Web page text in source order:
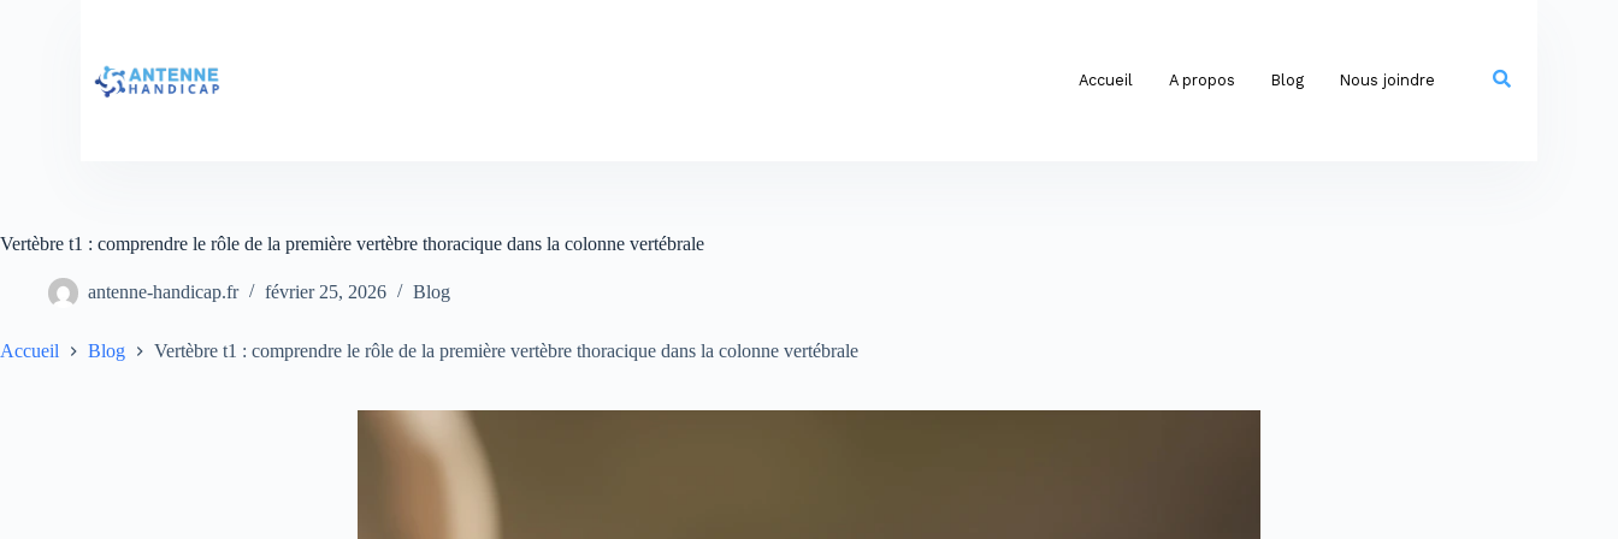
Accueil A propos Blog Nous joindre
Vertèbre t1 : comprendre le rôle de la première vertèbre thoracique dans la colonne vertébrale
antenne-handicap.fr février 25, 2026 Blog
Accueil Blog Vertèbre t1 : comprendre le rôle de la première vertèbre thoracique dans la colonne vertébrale